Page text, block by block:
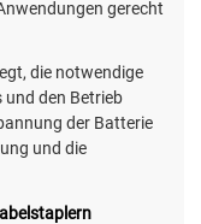
gerecht
die notwendige
und den Betrieb
der Batterie
und die